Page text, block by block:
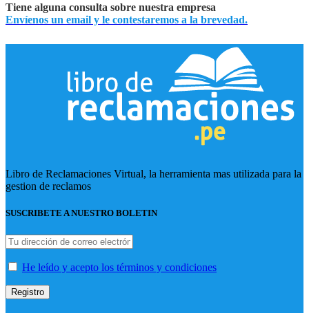
Tiene alguna consulta sobre nuestra empresa
Envíenos un email y le contestaremos a la brevedad.
Libro de Reclamaciones Virtual, la herramienta mas utilizada para la
gestion de reclamos
SUSCRIBETE A NUESTRO BOLETIN
He leído y acepto los términos y condiciones